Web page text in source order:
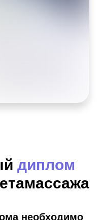
диплом
необходимо